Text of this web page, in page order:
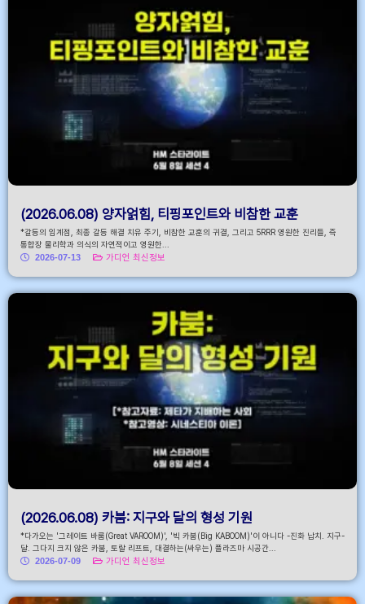
(2026.06.08) 양자얽힘, 티핑포인트와 비참한 교훈
*갈등의 임계점, 최종 갈등 해결 치유 주기, 비참한 교훈의 귀결, 그리고 5RRR 영원한 진리들, 즉
통합장 물리학과 의식의 자연적이고 영원한...
2026-07-13
가디언 최신정보
(2026.06.08) 카붐: 지구와 달의 형성 기원
*다가오는 '그레이트 바룸(Great VAROOM)', '빅 카붐(Big KABOOM)'이 아니다 -진화 납치. 지구-
달. 그다지 크지 않은 카붐, 토랄 리프트, 대결하는(싸우는) 플라즈마 시공간...
2026-07-09
가디언 최신정보